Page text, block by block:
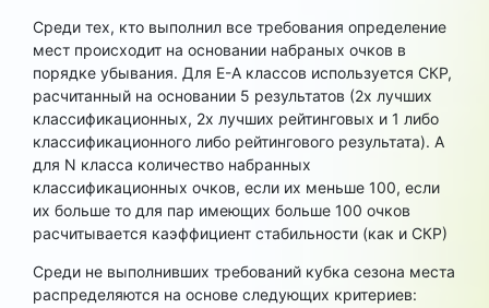
Среди тех, кто выполнил все требования определение
мест происходит на основании набраных очков в
порядке убывания. Для Е-А классов используется СКР,
расчитанный на основании 5 результатов (2х лучших
классификационных, 2х лучших рейтинговых и 1 либо
классификационного либо рейтингового результата). А
для N класса количество набранных
классификационных очков, если их меньше 100, если
их больше то для пар имеющих больше 100 очков
расчитывается каэффициент стабильности (как и СКР)
Среди не выполнивших требований кубка сезона места
распределяются на основе следующих критериев: